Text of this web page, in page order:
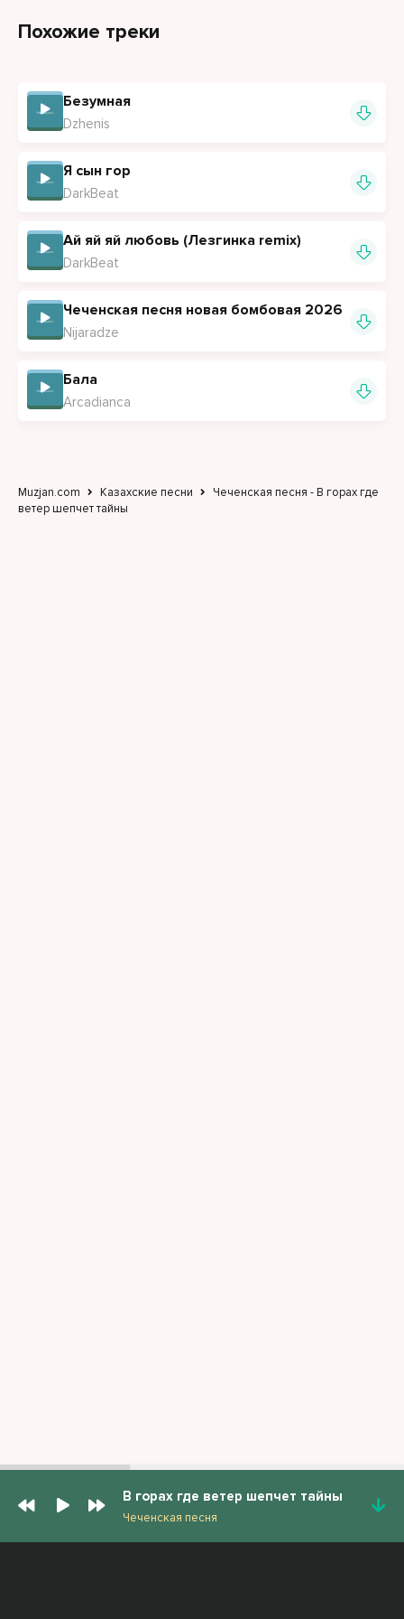
Похожие треки
Безумная
Dzhenis
Я сын гор
DarkBeat
Ай яй яй любовь (Лезгинка remix)
DarkBeat
Чеченская песня новая бомбовая 2026
Nijaradze
Бала
Arcadianca
Muzjan.com Казахские песни
Чеченская песня - В горах где
ветер шепчет тайны
В горах где ветер шепчет тайны
Чеченская песня